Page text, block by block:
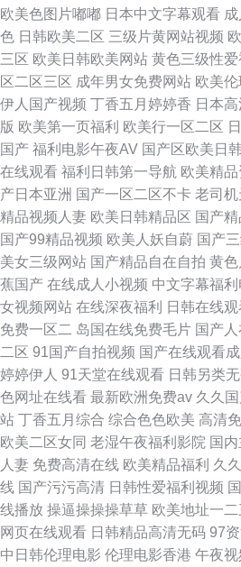
欧美色图片嘟嘟 日本中文字幕观看
色 日韩欧美二区 三级片黄网站视频
三区 欧美日韩欧美网站 黄色三级性爱
区二区三区 成年男女免费网站 欧美
伊人国产视频 丁香五月婷婷香 日本
版 欧美第一页福利 欧美行一区二区
国产 福利电影午夜AV 国产区欧美日韩
在线观看 福利日韩第一导航 欧美精品
产日本亚洲 国产一区二区不卡 老司
精品视频人妻 欧美日韩精品区 国产
国产99精品视频 欧美人妖自蔚 国产
美女三级网站 国产精品自在自拍 黄
蕉国产 在线成人小视频 中文字幕福利
女视频网站 在线深夜福利 日韩在线
免费一区二 岛国在线免费毛片 国产
二区 91国产自拍视频 国产在线观看成
婷婷伊人 91天堂在线观看 日韩另类
色网址在线看 最新欧洲免费av 久久
站 丁香五月综合 综合色色欧美 高清
欧美二区女同 老湿午夜福利影院 国
人妻 免费高清在线 欧美精品福利 久
线 国产污污高清 日韩性爱福利视频
线播放 操逼操操操草草 欧美地址一二
网页在线观看 日韩精品高清无码 97
中日韩伦理电影 伦理电影香港 午夜视